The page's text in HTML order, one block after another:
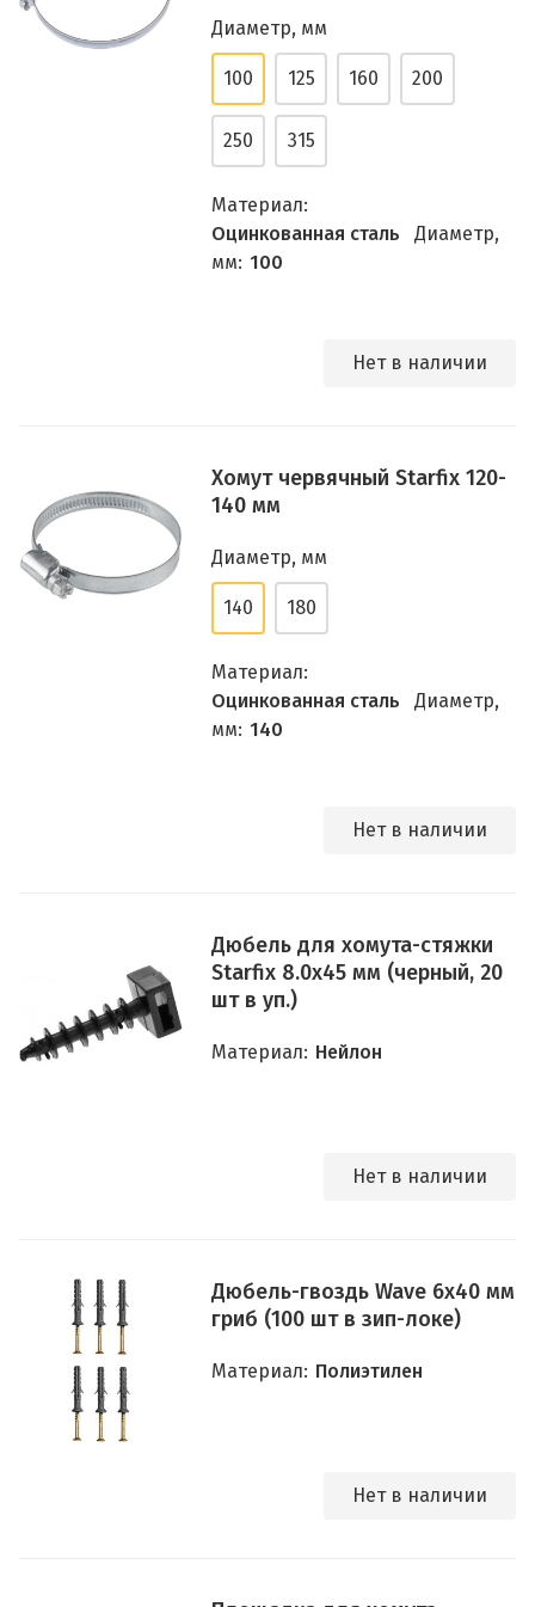
Диаметр, мм
100 125 160 200
250 315
Материал:
Оцинкованная сталь
Диаметр,
мм: 100
Нет в наличии
Хомут червячный Starfix 120-
140 мм
Диаметр, мм
140 180
Материал:
Оцинкованная сталь
Диаметр,
мм: 140
Нет в наличии
Дюбель для хомута-стяжки
Starfix 8.0х45 мм (черный, 20
шт в уп.)
Материал: Нейлон
Нет в наличии
Дюбель-гвоздь Wave 6х40 мм
гриб (100 шт в зип-локе)
Материал: Полиэтилен
Нет в наличии